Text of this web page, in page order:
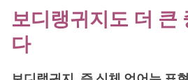
보디랭귀지도 더 큰
다